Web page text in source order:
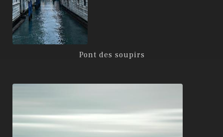
Pont des soupirs